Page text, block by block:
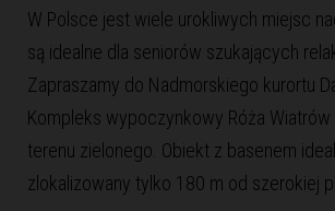
W Polsce jest wiele urokliwych miejsc
są idealne dla seniorów szukających
Zapraszamy do Nadmorskiego kurortu
Kompleks wypoczynkowy Róża
terenu zielonego. Obiekt z basenem
zlokalizowany tylko 180 m od szerokiej